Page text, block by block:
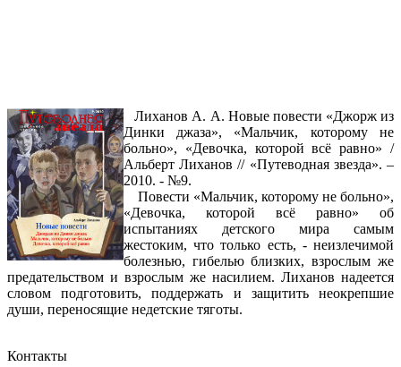
Лиханов А. А. Новые повести «Джорж из
Динки джаза», «Мальчик, которому не
больно», «Девочка, которой всё равно» /
Альберт Лиханов // «Путеводная звезда». –
2010. - №9.
Повести «Мальчик, которому не больно»,
«Девочка, которой всё равно» об
испытаниях детского мира самым
жестоким, что только есть, - неизлечимой
болезнью, гибелью близких, взрослым же
предательством и взрослым же насилием. Лиханов надеется
словом подготовить, поддержать и защитить неокрепшие
души, переносящие недетские тяготы.
Контакты